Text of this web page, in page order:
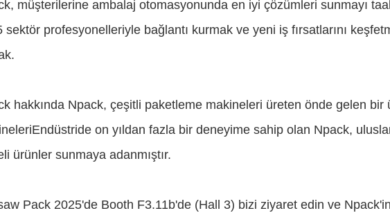
müşterilerine ambalaj otomasyonunda en iyi çözümleri sunmayı
sektör profesyonelleriyle bağlantı kurmak ve yeni iş fırsatlarını
hakkında Npack, çeşitli paketleme makineleri üreten önde gelen bir
Endüstride on yıldan fazla bir deneyime sahip olan Npack,
ürünler sunmaya adanmıştır.
Pack 2025'de Booth F3.11b'de (Hall 3) bizi ziyaret edin ve